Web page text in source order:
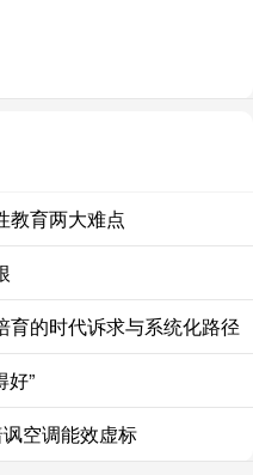
教育两大难点
育的时代诉求与系统化路径
好”
空调能效虚标